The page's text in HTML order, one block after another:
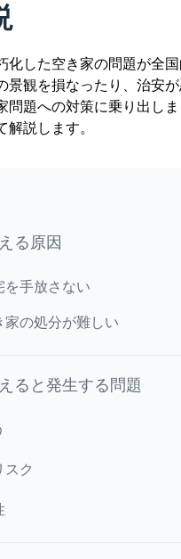
化した空き家の問題が全
景観を損なったり、治安
問題への対策に乗り出し
解説します。
る原因
を手放さない
家の処分が難しい
ると発生する問題
スク